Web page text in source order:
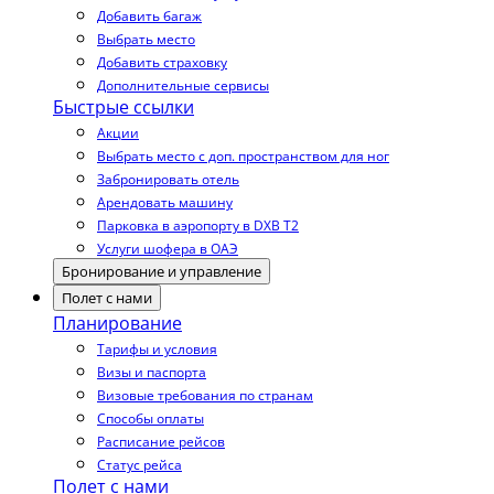
Добавить багаж
Выбрать место
Добавить страховку
Дополнительные сервисы
Быстрые ссылки
Акции
Выбрать место с доп. пространством для ног
Забронировать отель
Арендовать машину
Парковка в аэропорту в DXB T2
Услуги шофера в ОАЭ
Бронирование и управление
Полет с нами
Планирование
Тарифы и условия
Визы и паспорта
Визовые требования по странам
Способы оплаты
Расписание рейсов
Статус рейса
Полет с нами